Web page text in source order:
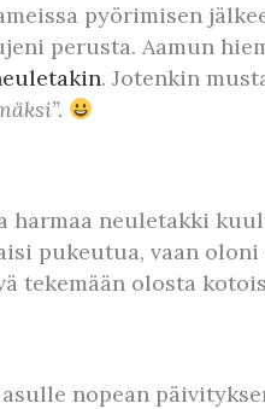
pyörimisen
perusta. Aamun
. Jotenkin
harmaa neuletakki
pukeutua, vaan
tekemään olosta
nopean